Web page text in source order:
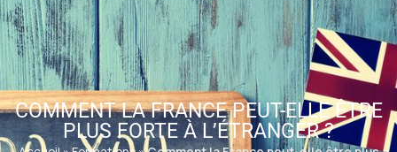
COMMENT LA FRANCE PEUT-ELLE ÊTRE
PLUS FORTE À L’ÉTRANGER ?